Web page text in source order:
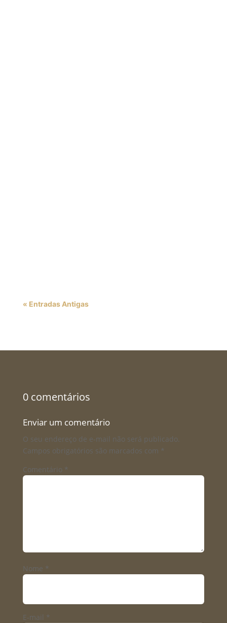
« Entradas Antigas
0 comentários
Enviar um comentário
O seu endereço de e-mail não será publicado.
Campos obrigatórios são marcados com *
Comentário *
Nome *
E-mail *